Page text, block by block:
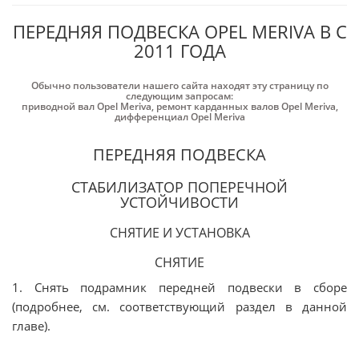
ПЕРЕДНЯЯ ПОДВЕСКА OPEL MERIVA B С
2011 ГОДА
Обычно пользователи нашего сайта находят эту страницу по
следующим запросам:
приводной вал Opel Meriva, ремонт карданных валов Opel Meriva,
дифференциал Opel Meriva
ПЕРЕДНЯЯ ПОДВЕСКА
СТАБИЛИЗАТОР ПОПЕРЕЧНОЙ
УСТОЙЧИВОСТИ
СНЯТИЕ И УСТАНОВКА
СНЯТИЕ
1. Снять подрамник передней подвески в сборе
(подробнее, см. соответствующий раздел в данной
главе).